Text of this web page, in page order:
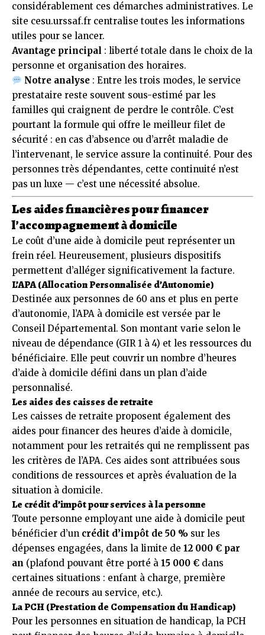
considérablement ces démarches administratives. Le
site cesu.urssaf.fr centralise toutes les informations
utiles pour se lancer.
Avantage principal : liberté totale dans le choix de la
personne et organisation des horaires.
Notre analyse : Entre les trois modes, le service
prestataire reste souvent sous-estimé par les
familles qui craignent de perdre le contrôle. C’est
pourtant la formule qui offre le meilleur filet de
sécurité : en cas d’absence ou d’arrêt maladie de
l’intervenant, le service assure la continuité. Pour des
personnes très dépendantes, cette continuité n’est
pas un luxe — c’est une nécessité absolue.
Les aides financières pour financer
l’accompagnement à domicile
Le coût d’une aide à domicile peut représenter un
frein réel. Heureusement, plusieurs dispositifs
permettent d’alléger significativement la facture.
L’APA (Allocation Personnalisée d’Autonomie)
Destinée aux personnes de 60 ans et plus en perte
d’autonomie, l’APA à domicile est versée par le
Conseil Départemental. Son montant varie selon le
niveau de dépendance (GIR 1 à 4) et les ressources du
bénéficiaire. Elle peut couvrir un nombre d’heures
d’aide à domicile défini dans un plan d’aide
personnalisé.
Les aides des caisses de retraite
Les caisses de retraite proposent également des
aides pour financer des heures d’aide à domicile,
notamment pour les retraités qui ne remplissent pas
les critères de l’APA. Ces aides sont attribuées sous
conditions de ressources et après évaluation de la
situation à domicile.
Le crédit d’impôt pour services à la personne
Toute personne employant une aide à domicile peut
bénéficier d’un crédit d’impôt de 50 % sur les
dépenses engagées, dans la limite de 12 000 € par
an (plafond pouvant être porté à 15 000 € dans
certaines situations : enfant à charge, première
année de recours au service, etc.).
La PCH (Prestation de Compensation du Handicap)
Pour les personnes en situation de handicap, la PCH